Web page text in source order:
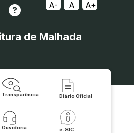
A- A A+
de Malhada
Transparência Diário Oficial
Ouvidoria e-SIC